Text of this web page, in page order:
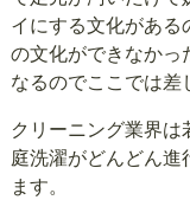
イにする文化がある
の文化ができなかっ
なるのでここでは差
クリーニング業界は
庭洗濯がどんどん進
ます。